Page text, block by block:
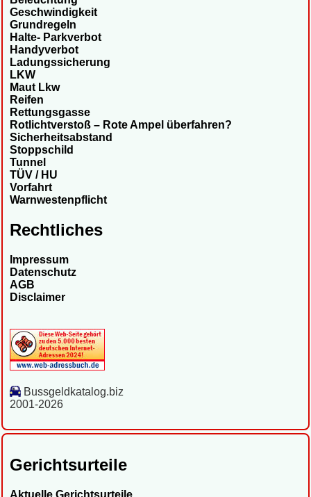
Geschwindigkeit
Grundregeln
Halte- Parkverbot
Handyverbot
Ladungssicherung
LKW
Maut Lkw
Reifen
Rettungsgasse
Rotlichtverstoß – Rote Ampel überfahren?
Sicherheitsabstand
Stoppschild
Tunnel
TÜV / HU
Vorfahrt
Warnwestenpflicht
Rechtliches
Impressum
Datenschutz
AGB
Disclaimer
Bussgeldkatalog.biz
2001-2026
Gerichtsurteile
Aktuelle Gerichtsurteile